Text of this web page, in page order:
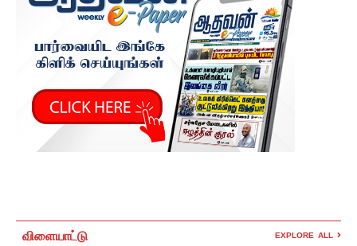
விளையாட்டு EXPLORE ALL